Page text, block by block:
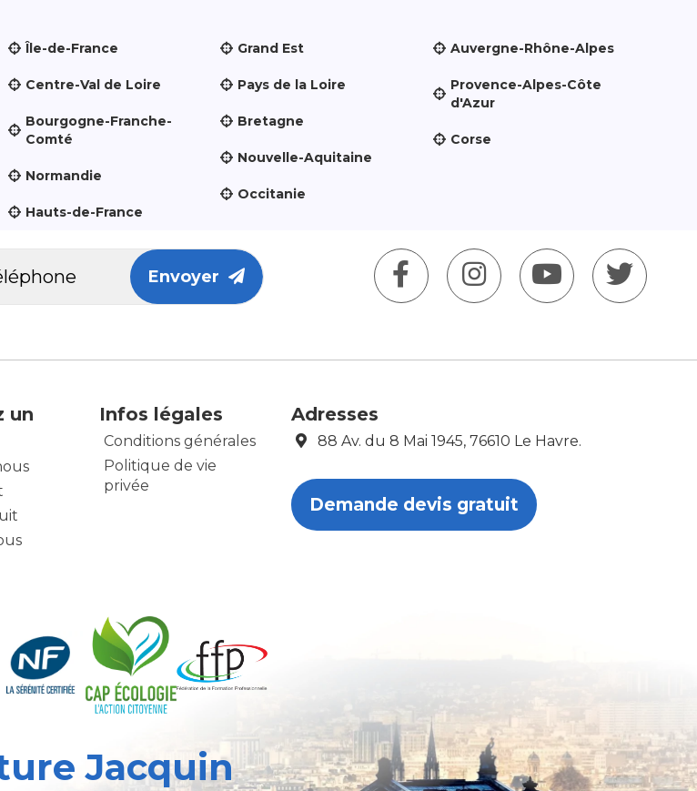
Île-de-France
Centre-Val de Loire
Bourgogne-Franche-
Comté
Normandie
Hauts-de-France
Grand Est
Pays de la Loire
Bretagne
Nouvelle-Aquitaine
Occitanie
Auvergne-Rhône-Alpes
Provence-Alpes-Côte
d'Azur
Corse
Envoyer
un
Infos légales
Conditions générales
Politique de vie
privée
Adresses
88 Av. du 8 Mai 1945, 76610 Le Havre.
Demande devis gratuit
Jacquin